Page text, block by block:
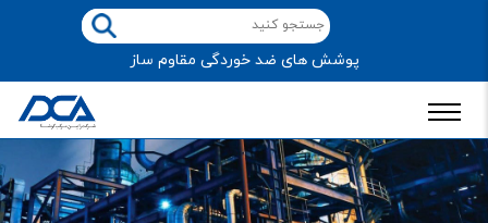
پوشش های ضد خوردگی مقاوم ساز